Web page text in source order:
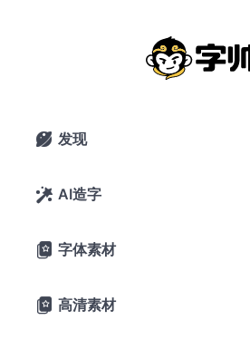
 发现
 AI造字
 字体素材
 高清素材